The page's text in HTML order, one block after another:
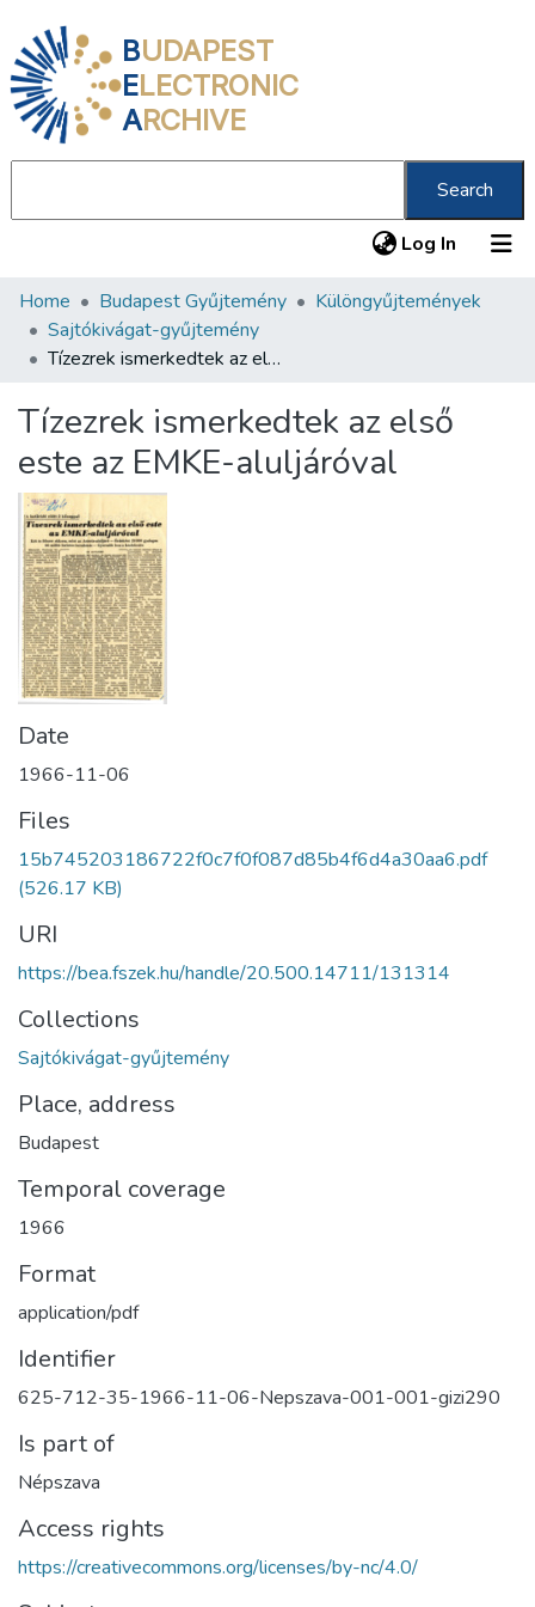
BUDAPEST
ELECTRONIC
ARCHIVE
Search
Log In (current)
Communities & Collections
All of DSpace
About us
Home Budapest Gyűjtemény
Különgyűjtemények
Sajtókivágat-gyűjtemény
Tízezrek ismerkedtek az első este az EMKE-aluljáróval
Tízezrek ismerkedtek az első
este az EMKE-aluljáróval
Date
1966-11-06
Files
15b745203186722f0c7f0f087d85b4f6d4a30aa6.pdf
(526.17 KB)
URI
https://bea.fszek.hu/handle/20.500.14711/131314
Collections
Sajtókivágat-gyűjtemény
Place, address
Budapest
Temporal coverage
1966
Format
application/pdf
Identifier
625-712-35-1966-11-06-Nepszava-001-001-gizi290
Is part of
Népszava
Access rights
https://creativecommons.org/licenses/by-nc/4.0/